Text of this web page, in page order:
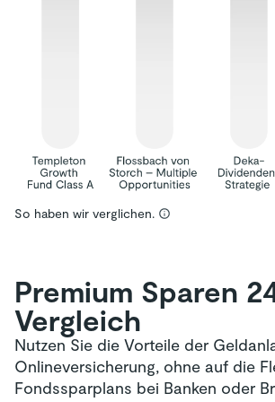
So haben wir verglichen.
Premium Sparen
Vergleich
Nutzen Sie die Vorteile der
Onlineversicherung, ohne auf die
Fondssparplans bei Banken oder